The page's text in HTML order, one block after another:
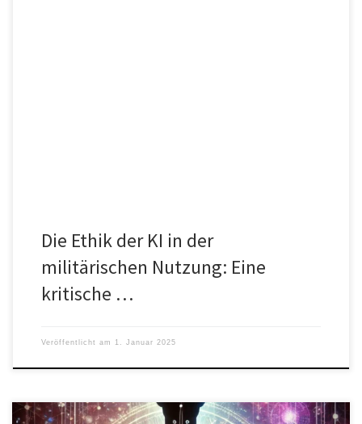
Die Ethik der KI in der
militärischen Nutzung: Eine
kritische …
Veröffentlicht am 1. Januar 2025